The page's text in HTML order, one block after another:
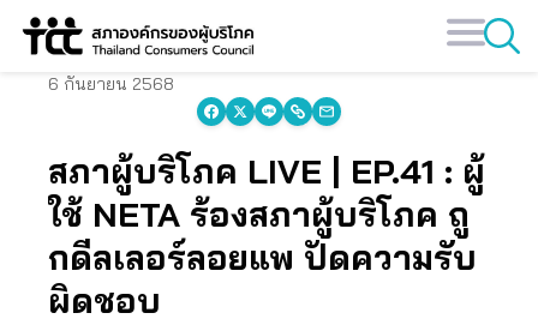
Skip
content
6 กันยายน 2568
สภาผู้บริโภค LIVE | EP.41 : ผู้
ใช้ NETA ร้องสภาผู้บริโภค ถู
กดีลเลอร์ลอยแพ ปัดความรับ
ผิดชอบ